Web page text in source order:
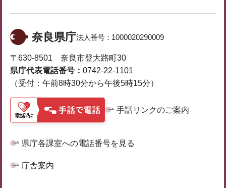
奈良県庁法人番号： 1000020290009
〒630-8501 奈良市登大路町30
県庁代表電話番号： 0742-22-1101
（受付：午前8時30分から午後5時15分）
手話リンクのご案内
県庁各課室への電話番号を見る
庁舎案内